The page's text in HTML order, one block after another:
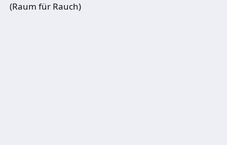
(Raum für Rauch)